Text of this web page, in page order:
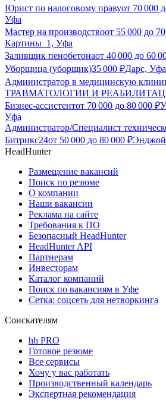
Юрист по налоговому правуот 70 000
Уфа
Мастер на производствоот 55 000 до
Картины_1, Уфа
Заливщик пенобетонаот 40 000 до 60
Уборщица (уборщик)35 000 ₽Дарс, Уфа
Администратор в медицинскую
ТРАВМАТОЛОГИИ И
Бизнес-ассистентот 70 000 до 80 000 ₽
Уфа
Администратор/Специалист
Битрикс24от 50 000 до 80 000 ₽Энджой
HeadHunter
Размещение вакансий
Поиск по резюме
О компании
Наши вакансии
Реклама на сайте
Требования к ПО
Безопасный HeadHunter
HeadHunter API
Партнерам
Инвесторам
Каталог компаний
Поиск по вакансиям в Уфе
Сетка: соцсеть для нетворкинга
Соискателям
hh PRO
Готовое резюме
Все сервисы
Хочу у вас работать
Производственный календарь
Экспертная рекомендация